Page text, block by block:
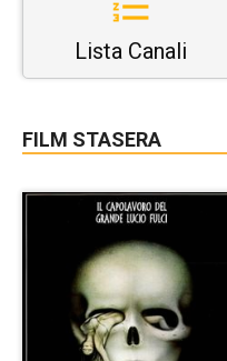
Lista Canali
FILM STASERA